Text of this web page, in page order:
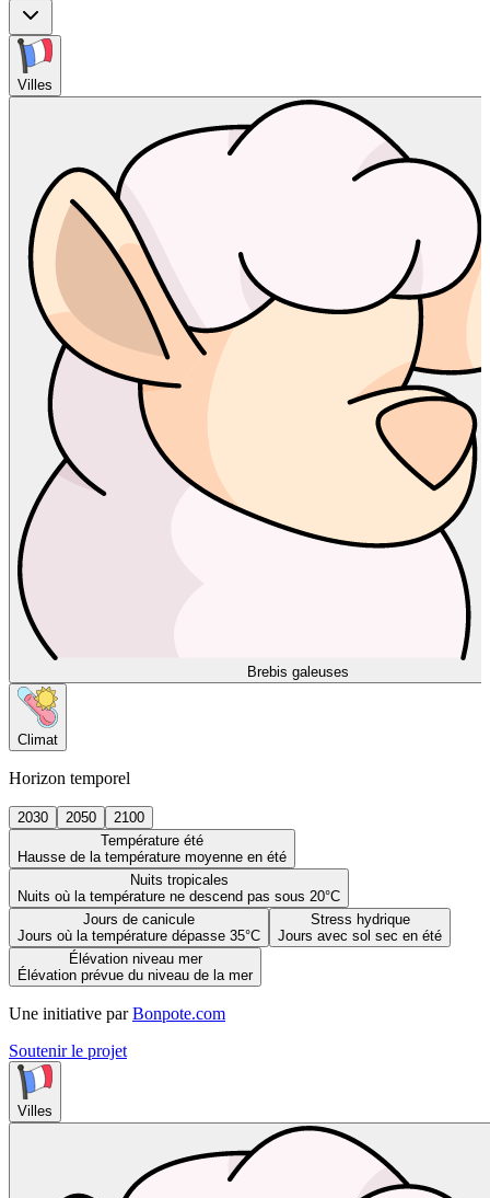
Villes
Brebis galeuses
Climat
Horizon temporel
2030 2050
2100
Température été
Hausse de la température moyenne en été
Nuits tropicales
Nuits où la température ne descend pas sous 20°C
Jours de canicule
Jours où la température dépasse 35°C
Stress hydrique
Jours avec sol sec en été
Élévation niveau mer
Élévation prévue du niveau de la mer
Une initiative par Bonpote.com
Soutenir le projet
Villes